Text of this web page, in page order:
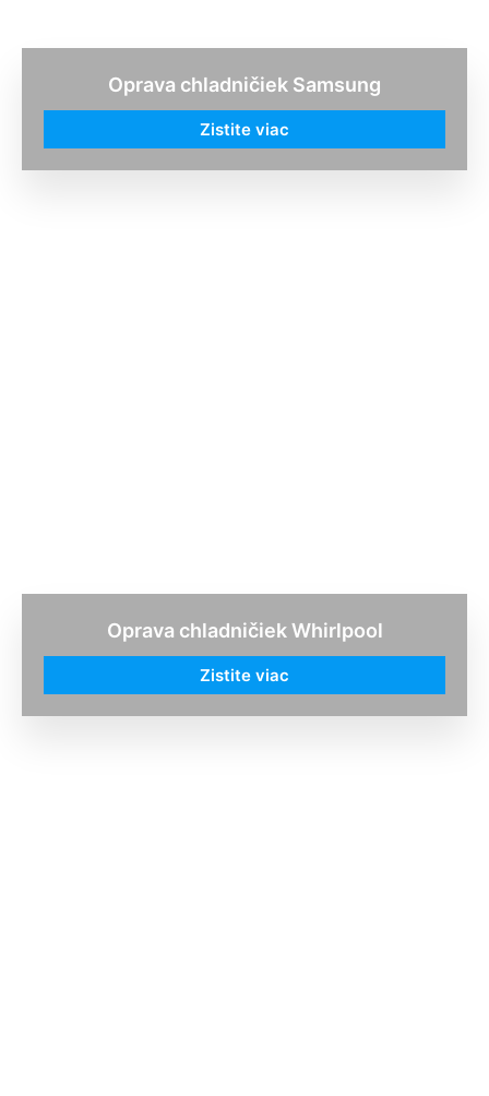
Oprava chladničiek Samsung
Zistite viac
Oprava chladničiek Whirlpool
Zistite viac